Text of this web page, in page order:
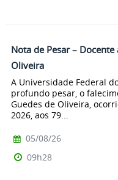
Nota de Pesar –
Oliveira
A Universidade Federal
profundo pesar, o
Guedes de Oliveira,
2026, aos 79...
05/08/26
09h28